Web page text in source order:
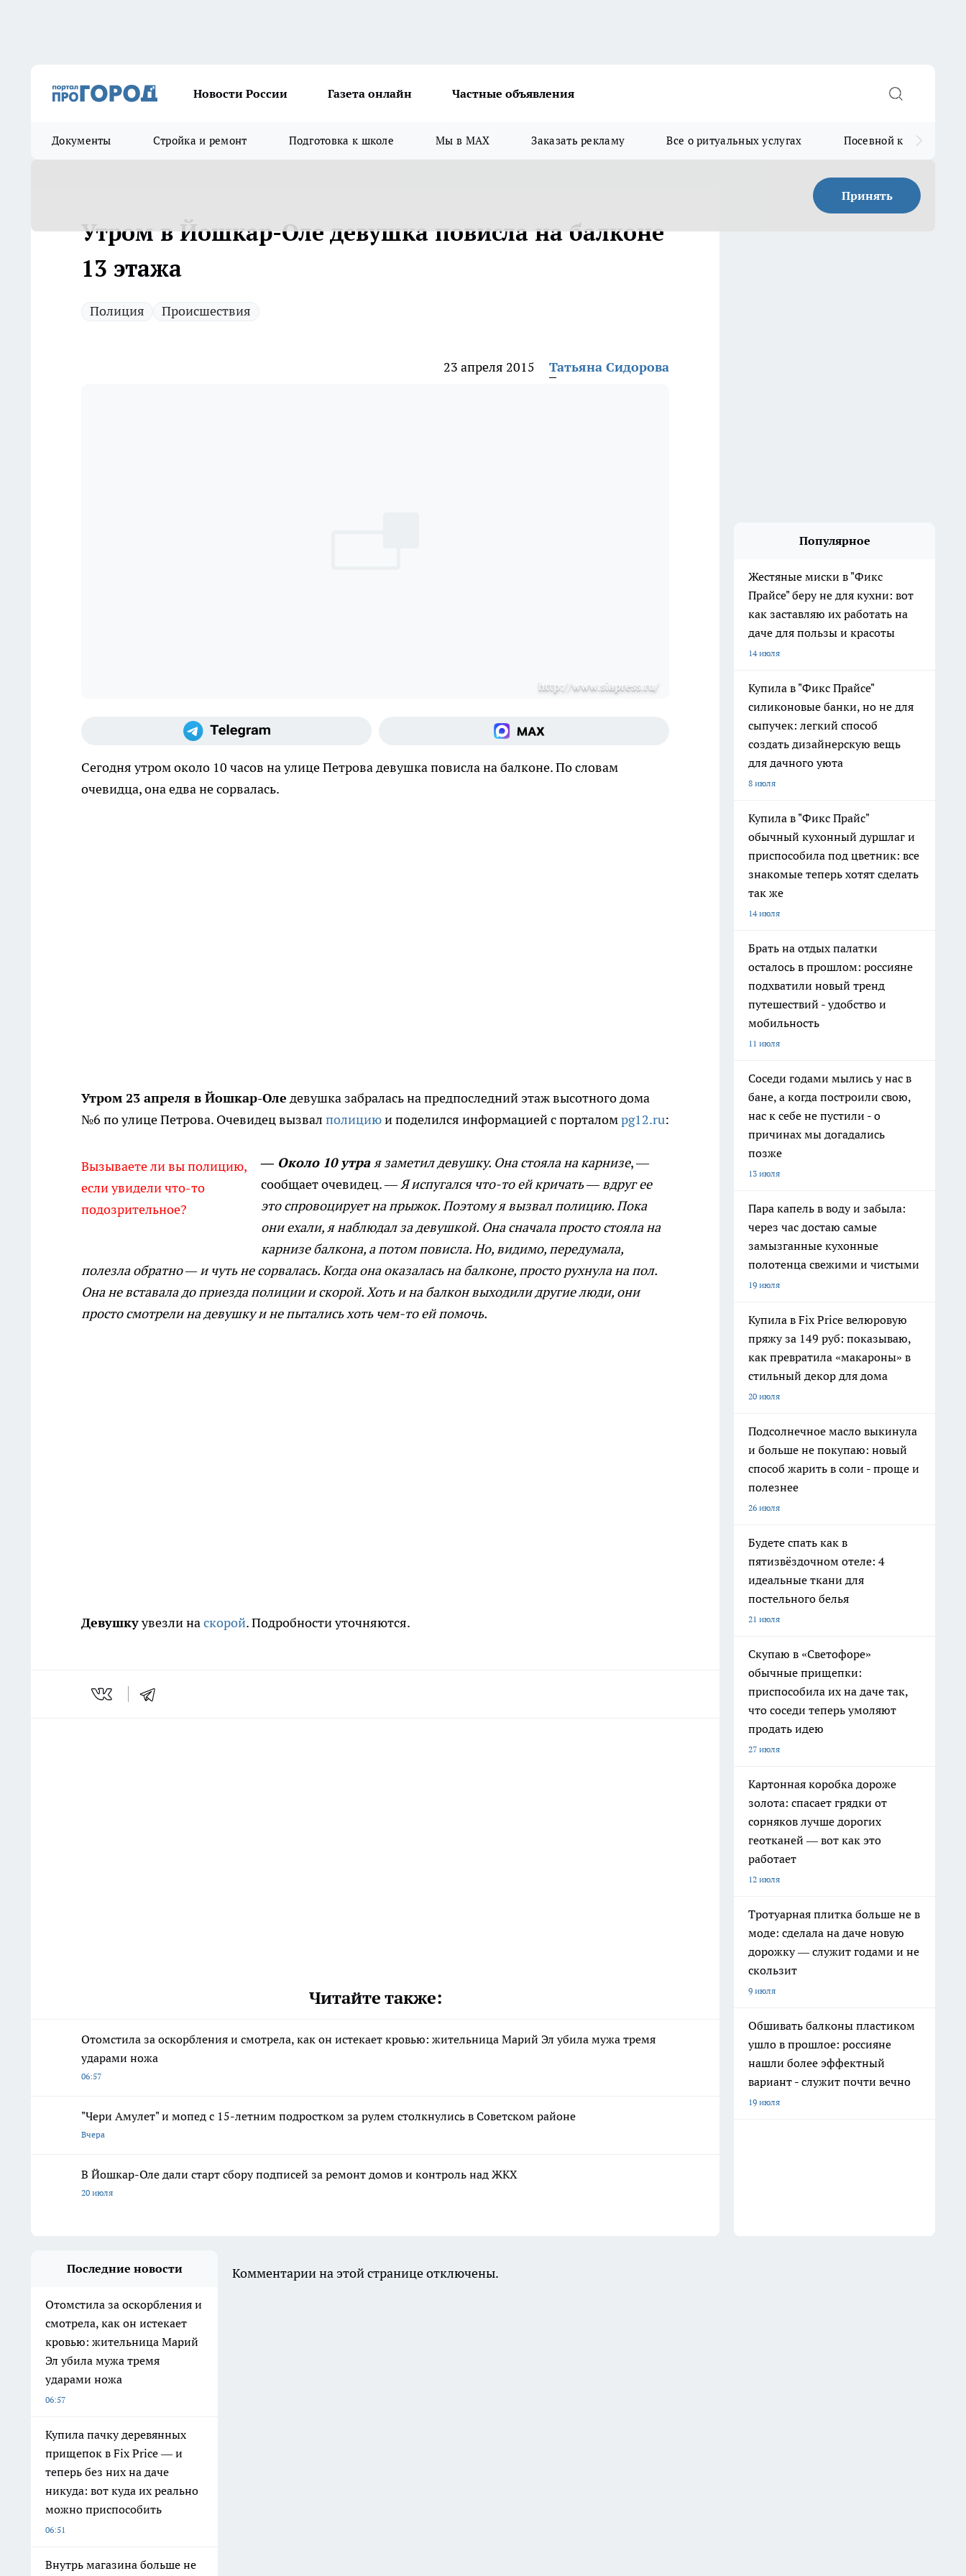
Новости России Газета онлайн Частные объявления
Документы Стройка и ремонт Подготовка к школе Мы в MAX Заказать рекламу Все о ритуальных услугах Посевной календарь
Принять
Утром в Йошкар-Оле девушка повисла на балконе
13 этажа
Полиция Происшествия
23 апреля 2015 Татьяна Сидорова
http://www.siapress.ru/
Сегодня утром около 10 часов на улице Петрова девушка повисла на балконе. По словам
очевидца, она едва не сорвалась.
Утром 23 апреля в Йошкар-Оле девушка забралась на предпоследний этаж высотного дома
№6 по улице Петрова. Очевидец вызвал полициюи поделился информацией с порталомpg12.ru:
Вызываете ли вы полицию,
если увидели что-то
подозрительное?
— Около 10 утрая заметил девушку. Она стояла на карнизе, —
сообщает очевидец. —Я испугался что-то ей кричать—вдруг ее
это спровоцирует на прыжок. Поэтому я вызвал полицию. Пока
они ехали, я наблюдал за девушкой. Она сначала просто стояла на
карнизе балкона, а потом повисла. Но, видимо, передумала,
полезла обратно — и чуть не сорвалась. Когда она оказалась на балконе, просто рухнула на пол.
Она не вставала до приезда полиции и скорой. Хоть и на балкон выходили другие люди, они
просто смотрели на девушку и не пытались хоть чем-то ей помочь.
Девушкуувезли наскорой. Подробности уточняются.
Читайте также:
Отомстила за оскорбления и смотрела, как он истекает кровью: жительница Марий Эл убила мужа тремя
ударами ножа
06:57
"Чери Амулет" и мопед с 15-летним подростком за рулем столкнулись в Советском районе
Вчера
В Йошкар-Оле дали старт сбору подписей за ремонт домов и контроль над ЖКХ
20 июля
Популярное
Жестяные миски в "Фикс
Прайсе" беру не для кухни: вот
как заставляю их работать на
даче для пользы и красоты
14 июля
Купила в "Фикс Прайсе"
силиконовые банки, но не для
сыпучек: легкий способ
создать дизайнерскую вещь
для дачного уюта
8 июля
Купила в "Фикс Прайс"
обычный кухонный дуршлаг и
приспособила под цветник: все
знакомые теперь хотят сделать
так же
14 июля
Брать на отдых палатки
осталось в прошлом: россияне
подхватили новый тренд
путешествий - удобство и
мобильность
11 июля
Соседи годами мылись у нас в
бане, а когда построили свою,
нас к себе не пустили - о
причинах мы догадались
позже
13 июля
Пара капель в воду и забыла:
через час достаю самые
замызганные кухонные
полотенца свежими и чистыми
19 июля
Купила в Fix Price велюровую
пряжу за 149 руб: показываю,
как превратила «макароны» в
стильный декор для дома
20 июля
Подсолнечное масло выкинула
и больше не покупаю: новый
способ жарить в соли - проще и
полезнее
26 июля
Будете спать как в
пятизвёздочном отеле: 4
идеальные ткани для
постельного белья
21 июля
Скупаю в «Светофоре»
обычные прищепки:
приспособила их на даче так,
что соседи теперь умоляют
продать идею
27 июля
Картонная коробка дороже
золота: спасает грядки от
сорняков лучше дорогих
геотканей — вот как это
работает
12 июля
Тротуарная плитка больше не в
моде: сделала на даче новую
дорожку — служит годами и не
скользит
9 июля
Обшивать балконы пластиком
ушло в прошлое: россияне
нашли более эффектный
вариант - служит почти вечно
19 июля
Последние новости
Отомстила за оскорбления и
смотрела, как он истекает
кровью: жительница Марий
Эл убила мужа тремя
ударами ножа
06:57
Купила пачку деревянных
прищепок в Fix Price — и
теперь без них на даче
никуда: вот куда их реально
можно приспособить
06:51
Внутрь магазина больше не
Комментарии на этой странице отключены.